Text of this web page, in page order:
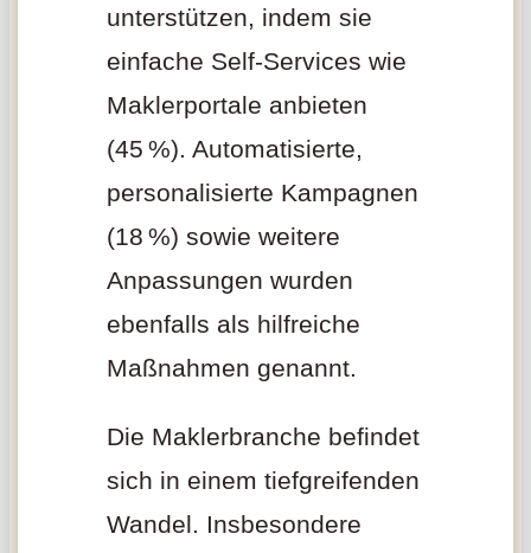
unterstützen, indem sie
einfache Self-Services wie
Maklerportale anbieten
(45 %). Automatisierte,
personalisierte Kampagnen
(18 %) sowie weitere
Anpassungen wurden
ebenfalls als hilfreiche
Maßnahmen genannt.
Die Maklerbranche befindet
sich in einem tiefgreifenden
Wandel. Insbesondere